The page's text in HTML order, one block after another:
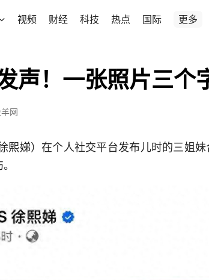
视频 财经 科技 热点 国际 更多
声！一张照片三个
网
熙娣）在个人社交平台发布儿时的三姐妹